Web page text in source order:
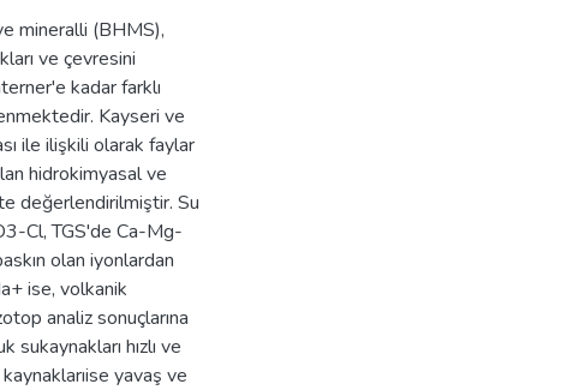
mineralli (BHMS),
ve çevresini
kadar farklı
Kayseri ve
ile ilişkili olarak faylar
hidrokimyasal ve
değerlendirilmiştir. Su
Cl, TGS'de Ca-Mg-
olan iyonlardan
ise, volkanik
analiz sonuçlarına
hızlı ve
yavaş ve